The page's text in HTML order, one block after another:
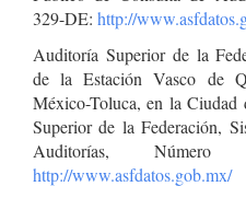
329-DE: http://
Auditoría Superior de la
de la Estación Vasco de
México-Toluca, en la
Superior de la Federación,
Auditorías,
http://www.asfdatos.gob.mx/